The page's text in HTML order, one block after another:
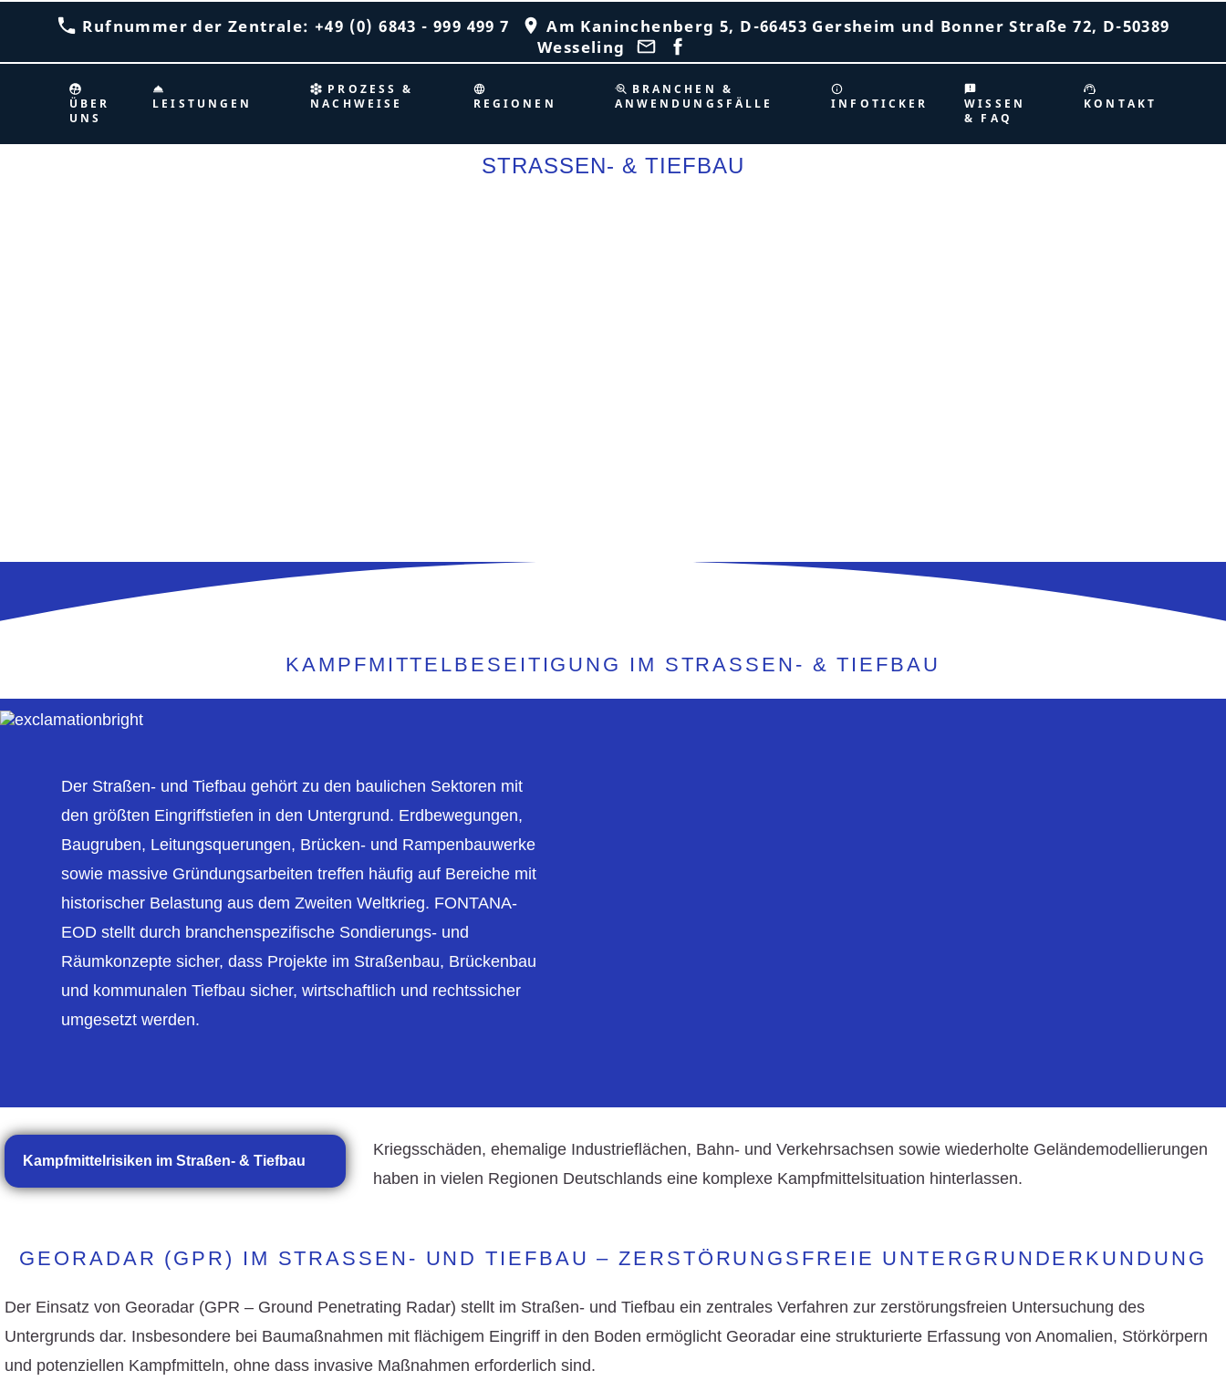
Rufnummer der Zentrale: +49 (0) 6843 - 999 499 7
Am Kaninchenberg 5, D-66453 Gersheim und Bonner Straße 72, D-50389
Wesseling
ÜBER
UNS
LEISTUNGEN
PROZESS &
NACHWEISE
REGIONEN
BRANCHEN &
ANWENDUNGSFÄLLE
INFOTICKER
WISSEN
& FAQ
KONTAKT
STRASSEN- & TIEFBAU
KAMPFMITTELBESEITIGUNG IM STRASSEN- & TIEFBAU
Der Straßen- und Tiefbau gehört zu den baulichen Sektoren mit
den größten Eingriffstiefen in den Untergrund. Erdbewegungen,
Baugruben, Leitungsquerungen, Brücken- und Rampenbauwerke
sowie massive Gründungsarbeiten treffen häufig auf Bereiche mit
historischer Belastung aus dem Zweiten Weltkrieg. FONTANA-
EOD stellt durch branchenspezifische Sondierungs- und
Räumkonzepte sicher, dass Projekte im Straßenbau, Brückenbau
und kommunalen Tiefbau sicher, wirtschaftlich und rechtssicher
umgesetzt werden.
Kampfmittelrisiken im Straßen- & Tiefbau
Kriegsschäden, ehemalige Industrieflächen, Bahn- und Verkehrsachsen sowie wiederholte Geländemodellierungen
haben in vielen Regionen Deutschlands eine komplexe Kampfmittelsituation hinterlassen.
GEORADAR (GPR) IM STRASSEN- UND TIEFBAU – ZERSTÖRUNGSFREIE UNTERGRUNDERKUNDUNG
Der Einsatz von Georadar (GPR – Ground Penetrating Radar) stellt im Straßen- und Tiefbau ein zentrales Verfahren zur zerstörungsfreien Untersuchung des
Untergrunds dar. Insbesondere bei Baumaßnahmen mit flächigem Eingriff in den Boden ermöglicht Georadar eine strukturierte Erfassung von Anomalien, Störkörpern
und potenziellen Kampfmitteln, ohne dass invasive Maßnahmen erforderlich sind.